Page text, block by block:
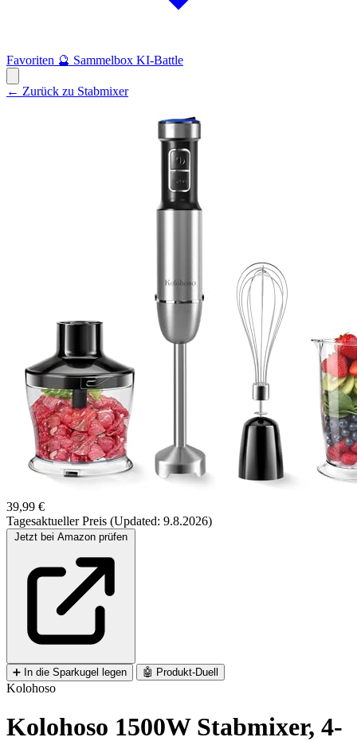
Favoriten 🔮 Sammelbox KI-Battle
← Zurück zu Stabmixer
39,99 €
Tagesaktueller Preis (Updated: 9.8.2026)
➕ In die Sparkugel legen 🤖 Produkt-Duell
Kolohoso
Kolohoso 1500W Stabmixer, 4-